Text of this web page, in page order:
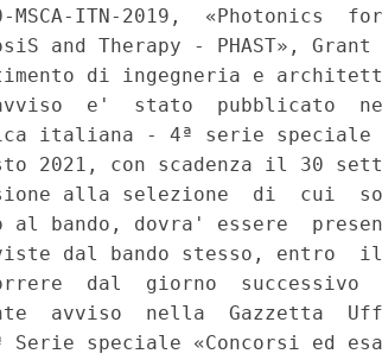
MSCA-ITN-2019,  «Photonics
and Therapy - PHAST», Grant
di ingegneria e
e'  stato  pubblicato
italiana - 4ª serie speciale
2021, con scadenza il 30
alla selezione  di  cui
al bando, dovra' essere
dal bando stesso, entro
dal  giorno  successivo
avviso  nella  Gazzetta
speciale «Concorsi ed